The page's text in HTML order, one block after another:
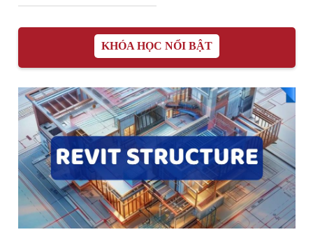
KHÓA HỌC NỔI BẬT